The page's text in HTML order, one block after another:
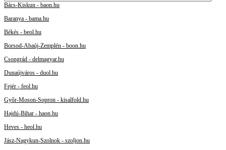
Bács-Kiskun - baon.hu
Baranya - bama.hu
Békés - beol.hu
Borsod-Abaúj-Zemplén - boon.hu
Csongrád - delmagyar.hu
Dunaújváros - duol.hu
Fejér - feol.hu
Győr-Moson-Sopron - kisalfold.hu
Hajdú-Bihar - haon.hu
Heves - heol.hu
Jász-Nagykun-Szolnok - szoljon.hu